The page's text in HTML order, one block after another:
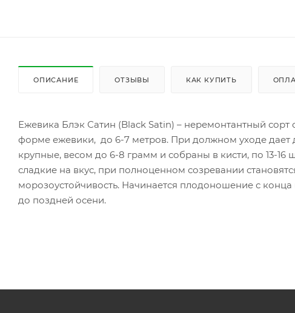
ОПИСАНИЕ ОТЗЫВЫ КАК КУПИТЬ
Ежевика Блэк Сатин (Black Satin) – неремонтантный
форме ежевики, до 6-7 метров. При должном уходе дает
крупные, весом до 6-8 грамм и собраны в кисти, по 13-
сладкие на вкус, при полноценном созревании
морозоустойчивость. Начинается плодоношение с
до поздней осени.